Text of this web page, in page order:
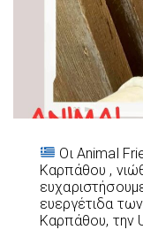
Οι Animal
Καρπάθου ,
ευεργέτιδα
Καρπάθου, την